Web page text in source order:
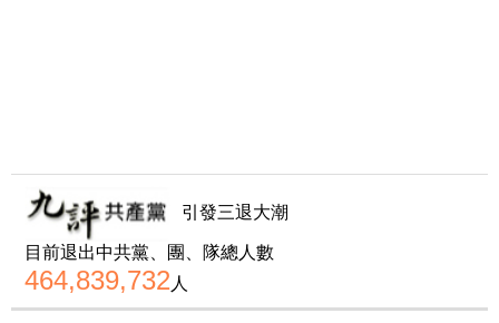
引發三退大潮
目前退出中共黨、團、隊總人數
464,839,732 人